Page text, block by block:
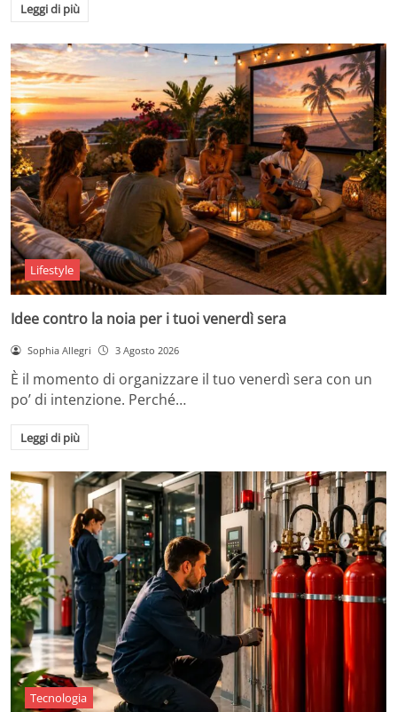
Leggi di più
Lifestyle
Idee contro la noia per i tuoi venerdì sera
Sophia Allegri 3 Agosto 2026
È il momento di organizzare il tuo venerdì sera con un
po’ di intenzione. Perché…
Leggi di più
Tecnologia